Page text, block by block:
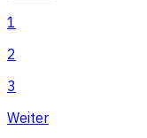
1
2
3
Weiter